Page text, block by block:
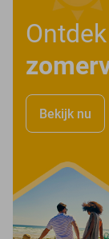
Bekijk nu